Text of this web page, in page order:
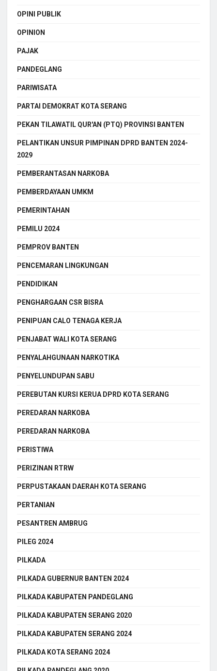
OPINI PUBLIK
OPINION
PAJAK
PANDEGLANG
PARIWISATA
PARTAI DEMOKRAT KOTA SERANG
PEKAN TILAWATIL QUR'AN (PTQ) PROVINSI BANTEN
PELANTIKAN UNSUR PIMPINAN DPRD BANTEN 2024-
2029
PEMBERANTASAN NARKOBA
PEMBERDAYAAN UMKM
PEMERINTAHAN
PEMILU 2024
PEMPROV BANTEN
PENCEMARAN LINGKUNGAN
PENDIDIKAN
PENGHARGAAN CSR BISRA
PENIPUAN CALO TENAGA KERJA
PENJABAT WALI KOTA SERANG
PENYALAHGUNAAN NARKOTIKA
PENYELUNDUPAN SABU
PEREBUTAN KURSI KERUA DPRD KOTA SERANG
PEREDARAN NARKOBA
PEREDARAN NARKOBA
PERISTIWA
PERIZINAN RTRW
PERPUSTAKAAN DAERAH KOTA SERANG
PERTANIAN
PESANTREN AMBRUG
PILEG 2024
PILKADA
PILKADA GUBERNUR BANTEN 2024
PILKADA KABUPATEN PANDEGLANG
PILKADA KABUPATEN SERANG 2020
PILKADA KABUPATEN SERANG 2024
PILKADA KOTA SERANG 2024